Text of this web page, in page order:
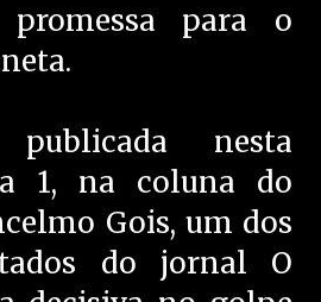
para o
nesta
1, na coluna do
Gois, um dos
do jornal O